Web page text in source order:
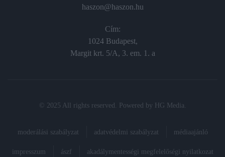
haszon@haszon.hu
Cím:
1024 Budapest,
Margit krt. 5/A, 3. em. 1. a
© 2025 All rights reserved. Powered by HG Media.
moderálási szabályzat adatvédelmi szabályzat médiaajánló
impresszum ászf akadálymentességi megfelelőségi nyilatkozat